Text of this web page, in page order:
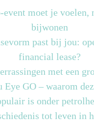
event moet je voelen,
bijwonen
past bij jou:
financial lease?
met een
Eye GO – waarom
is onder
tot leven in